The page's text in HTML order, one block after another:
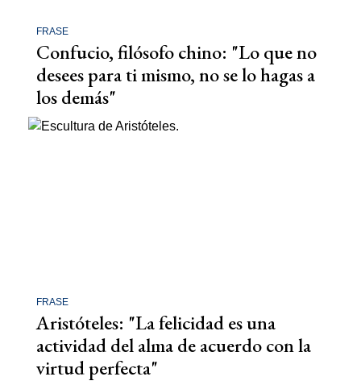
FRASE
Confucio, filósofo chino: "Lo que no
desees para ti mismo, no se lo hagas a
los demás"
FRASE
Aristóteles: "La felicidad es una
actividad del alma de acuerdo con la
virtud perfecta"